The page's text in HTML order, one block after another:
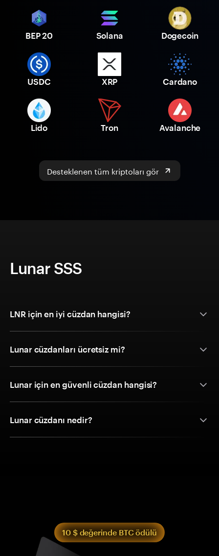
BEP 20 Solana Dogecoin
USDC XRP Cardano
Lido Tron Avalanche
Desteklenen tüm kriptoları gör
Lunar SSS
LNR için en iyi cüzdan hangisi?
Lunar cüzdanları ücretsiz mi?
Lunar için en güvenli cüzdan hangisi?
Lunar cüzdanı nedir?
10 $ değerinde BTC ödülü